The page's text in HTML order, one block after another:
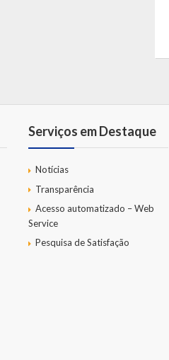
Serviços em Destaque
Notícias
Transparência
Acesso automatizado – Web
Service
Pesquisa de Satisfação